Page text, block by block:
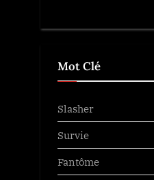
Mot Clé
Slasher
Survie
Fantôme